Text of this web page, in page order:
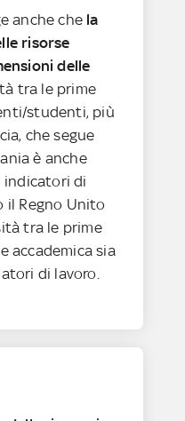
anche che la
risorse
delle
tra le prime
studenti, più
che segue
è anche
indicatori di
il Regno Unito
tra le prime
accademica sia
di lavoro.